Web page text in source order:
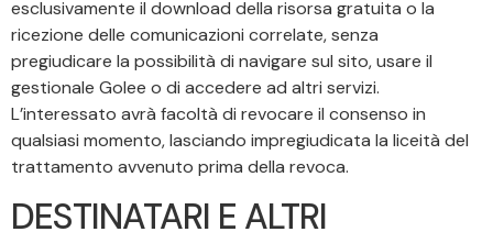
esclusivamente il download della risorsa gratuita o la
ricezione delle comunicazioni correlate, senza
pregiudicare la possibilità di navigare sul sito, usare il
gestionale Golee o di accedere ad altri servizi.
L’interessato avrà facoltà di revocare il consenso in
qualsiasi momento, lasciando impregiudicata la liceità del
trattamento avvenuto prima della revoca.
DESTINATARI E ALTRI